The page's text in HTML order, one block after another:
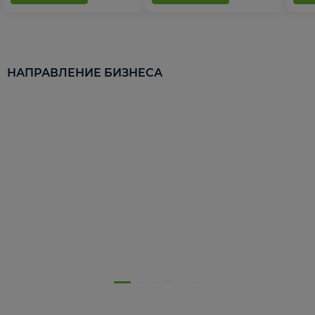
НАПРАВЛЕНИЕ БИЗНЕСА